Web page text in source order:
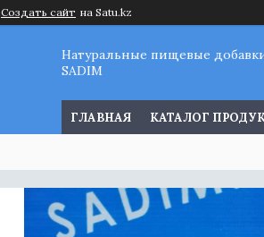
Создать сайт на Satu.kz
Натуральные пищевые
SADIM
ГЛАВНАЯ КАТАЛОГ